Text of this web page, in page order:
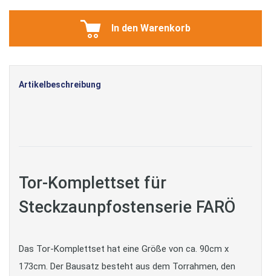
In den Warenkorb
Artikelbeschreibung
Tor-Komplettset für
Steckzaunpfostenserie FARÖ
Das Tor-Komplettset hat eine Größe von ca. 90cm x
173cm. Der Bausatz besteht aus dem Torrahmen, den